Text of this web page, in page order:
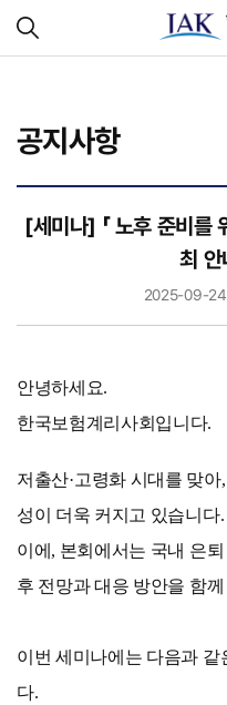
공지사항
[세미나] 「 노후 준비를
최
2025-09-24
안녕하세요.
한국보험계리사회입니다.
저출산·고령화 시대를 맞아,
성이 더욱 커지고 있습니다.
이에, 본회에서는 국내 은
후 전망과 대응 방안을 함
이번 세미나에는 다음과 같
다.